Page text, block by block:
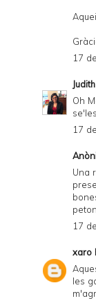
17
Judith
Oh
se'les
17
Una
17
xaro
les